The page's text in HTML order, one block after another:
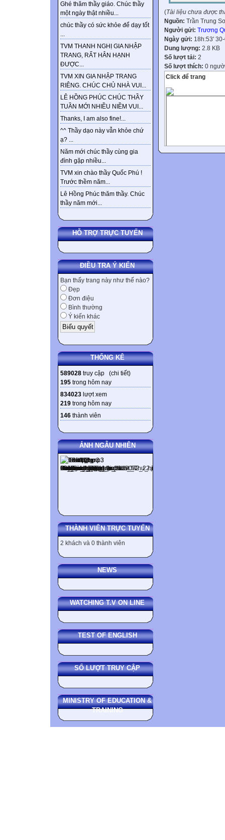
Ghé thăm thầy giáo. Chúc thầy
một ngày thật nhiều...
chúc thầy có sức khỏe để dạy tốt
...
TVM THANH NGHỊ GIA NHẬP
TRANG, RẤT HÂN HẠNH
ĐƯỢC...
TVM XIN GIA NHẬP TRANG
RIÊNG. CHÚC CHỦ NHÀ VUI...
LÊ HỒNG PHÚC CHÚC THẦY
TUẦN MỚI NHIỀU NIỀM VUI...
Thanks, I am also fine!...
^^ Thầy dạo này vẫn khỏe chứ
ạ? ...
Năm mới chúc thầy cùng gia
đình gặp nhiều...
TVM xin chào thầy Quốc Phú !
Trước thềm năm...
Lê Hồng Phúc thăm thầy. Chúc
thầy năm mới...
HỖ TRỢ TRỰC TUYẾN
ĐIỀU TRA Ý KIẾN
Bạn thấy trang này như thế nào?
Đẹp
Đơn điệu
Bình thường
Ý kiến khác
THỐNG KÊ
589028 truy cập (chi tiết)
195 trong hôm nay
834023 lượt xem
219 trong hôm nay
146 thành viên
ẢNH NGẪU NHIÊN
THÀNH VIÊN TRỰC TUYẾN
2 khách và 0 thành viên
NEWS
WATCHING T.V ON LINE
TEST OF ENGLISH
SỐ LƯỢT TRUY CẬP
MINISTRY OF EDUCATION &
TRAINING
(Tài liệu chưa được
Nguồn: Trần Trung
Người gửi: Trương
Ngày gửi: 18h:53'
Dung lượng: 2.8 KB
Số lượt tải: 2
Số lượt thích: 0
Click để trang
Kích thước font
Đường dẫn
Gửi ý kiến
Listening To The Radio